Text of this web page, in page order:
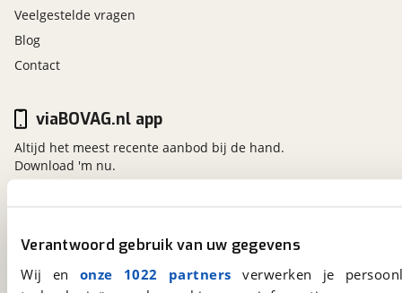
Verantwoord gebruik van uw gegevens
Wij en onze 1022 partners verwerken je
Veelgestelde vragen
Blog
Contact
viaBOVAG.nl
3981 AJ
Bunnik
viaBOVAG.nl app
Altijd het meest recente aanbod bij de hand.
Download 'm nu.